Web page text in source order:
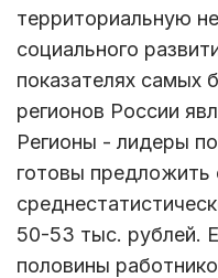
территориальную
социального
показателях самых
регионов России
Регионы - лидеры
готовы предложить
50-53 тыс. рублей.
половины